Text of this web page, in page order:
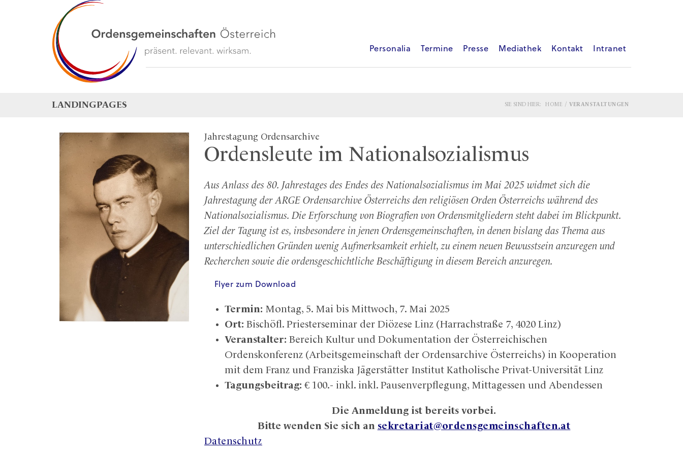
Personalia Termine Presse Mediathek Kontakt Intranet
LANDINGPAGES SIE SIND HIER: HOME VERANSTALTUNGEN
Jahrestagung Ordensarchive
Ordensleute im Nationalsozialismus
Aus Anlass des 80. Jahrestages des Endes des Nationalsozialismus im Mai 2025 widmet sich die
Jahrestagung der ARGE Ordensarchive Österreichs den religiösen Orden Österreichs während des
Nationalsozialismus. Die Erforschung von Biografien von Ordensmitgliedern steht dabei im Blickpunkt.
Ziel der Tagung ist es, insbesondere in jenen Ordensgemeinschaften, in denen bislang das Thema aus
unterschiedlichen Gründen wenig Aufmerksamkeit erhielt, zu einem neuen Bewusstsein anzuregen und
Recherchen sowie die ordensgeschichtliche Beschäftigung in diesem Bereich anzuregen.
Flyer zum Download
Termin: Montag, 5. Mai bis Mittwoch, 7. Mai 2025
Ort: Bischöfl. Priesterseminar der Diözese Linz (Harrachstraße 7, 4020 Linz)
Veranstalter: Bereich Kultur und Dokumentation der Österreichischen
Ordenskonferenz (Arbeitsgemeinschaft der Ordensarchive Österreichs) in Kooperation
mit dem Franz und Franziska Jägerstätter Institut Katholische Privat-Universität Linz
Tagungsbeitrag: € 100.- inkl. inkl. Pausenverpflegung, Mittagessen und Abendessen
Die Anmeldung ist bereits vorbei.
Bitte wenden Sie sich an sekretariat@ordensgemeinschaften.at
Datenschutz